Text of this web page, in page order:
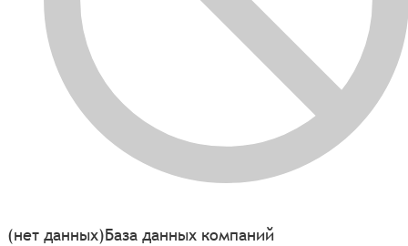
(нет данных)База данных компаний